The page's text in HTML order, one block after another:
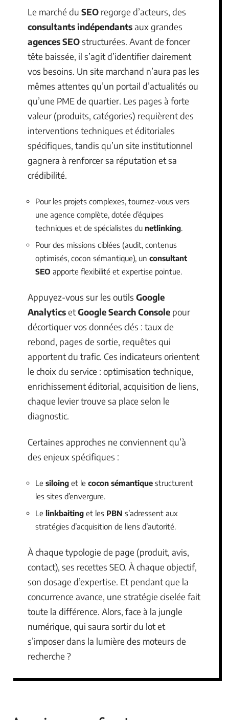
Le marché du SEO regorge d’acteurs, des
consultants indépendantsaux grandes
agences SEOstructurées. Avant de foncer
tête baissée, il s’agit d’identifier clairement
vos besoins. Un site marchand n’aura pas les
mêmes attentes qu’un portail d’actualités ou
qu’une PME de quartier. Les pages à forte
valeur (produits, catégories) requièrent des
interventions techniques et éditoriales
spécifiques, tandis qu’un site institutionnel
gagnera à renforcer sa réputation et sa
crédibilité.
Pour les projets complexes, tournez-vous vers
une agence complète, dotée d’équipes
techniques et de spécialistes du netlinking.
Pour des missions ciblées (audit, contenus
optimisés, cocon sémantique), un consultant
SEO apporte flexibilité et expertise pointue.
Appuyez-vous sur les outils Google
AnalyticsetGoogle Search Console pour
décortiquer vos données clés : taux de
rebond, pages de sortie, requêtes qui
apportent du trafic. Ces indicateurs orientent
le choix du service : optimisation technique,
enrichissement éditorial, acquisition de liens,
chaque levier trouve sa place selon le
diagnostic.
Certaines approches ne conviennent qu’à
des enjeux spécifiques :
Le siloing et le cocon sémantique structurent
les sites d’envergure.
Le linkbaiting et les PBN s’adressent aux
stratégies d’acquisition de liens d’autorité.
À chaque typologie de page (produit, avis,
contact), ses recettes SEO. À chaque objectif,
son dosage d’expertise. Et pendant que la
concurrence avance, une stratégie ciselée fait
toute la différence. Alors, face à la jungle
numérique, qui saura sortir du lot et
s’imposer dans la lumière des moteurs de
recherche ?